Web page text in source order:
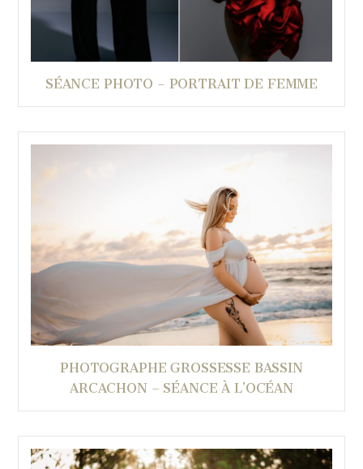
SÉANCE PHOTO – PORTRAIT DE FEMME
PHOTOGRAPHE GROSSESSE BASSIN
ARCACHON – SÉANCE À L’OCÉAN